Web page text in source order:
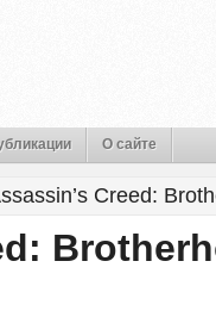
О сайте
Creed: